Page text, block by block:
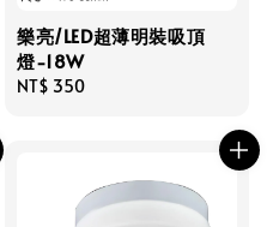
樂亮/LED超薄明裝吸頂
燈-18W
Regular
NT$ 350